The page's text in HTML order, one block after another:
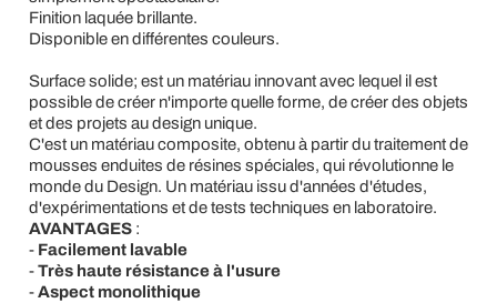
Finition laquée brillante.
Disponible en différentes couleurs.
Surface solide; est un matériau innovant avec lequel il est
possible de créer n'importe quelle forme, de créer des objets
et des projets au design unique.
C'est un matériau composite, obtenu à partir du traitement de
mousses enduites de résines spéciales, qui révolutionne le
monde du Design. Un matériau issu d'années d'études,
d'expérimentations et de tests techniques en laboratoire.
AVANTAGES:
- Facilement lavable
-Très haute résistance à l'usure
-Aspect monolithique